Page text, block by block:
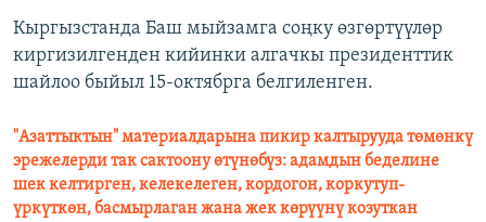
Кыргызстанда Баш мыйзамга соңку өзгөртүүлөр
киргизилгенден кийинки алгачкы президенттик
шайлоо быйыл 15-октябрга белгиленген.
"Азаттыктын" материалдарына пикир калтырууда төмөнкү
эрежелерди так сактоону өтүнөбүз: адамдын беделине
шек келтирген, келекелеген, кордогон, коркутуп-
үркүткөн, басмырлаган жана жек көрүүнү козуткан